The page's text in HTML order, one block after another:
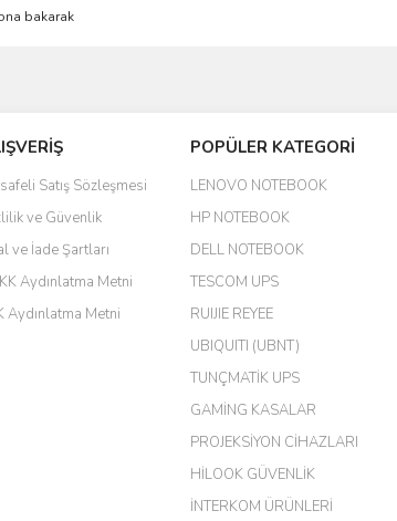
bakarak
küçük bir tabela olsa daha hoş olurdu
Satış Sözleşmesi
ve Güvenlik
ve İade Şartları
Aydınlatma Metni
Aydınlatma Metni
POPÜLER KATEGORİ
LENOVO NOTEBOOK
HP NOTEBOOK
DELL NOTEBOOK
TESCOM UPS
RUIJIE REYEE
UBIQUITI (UBNT)
TUNÇMATİK UPS
GAMİNG KASALAR
PROJEKSİYON CİHAZLARI
HİLOOK GÜVENLİK
İNTERKOM ÜRÜNLERİ